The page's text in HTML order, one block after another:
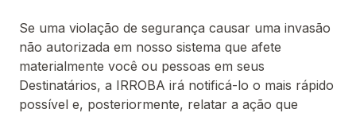
Se uma violação de segurança causar uma invasão
não autorizada em nosso sistema que afete
materialmente você ou pessoas em seus
Destinatários, a IRROBA irá notificá-lo o mais rápido
possível e, posteriormente, relatar a ação que